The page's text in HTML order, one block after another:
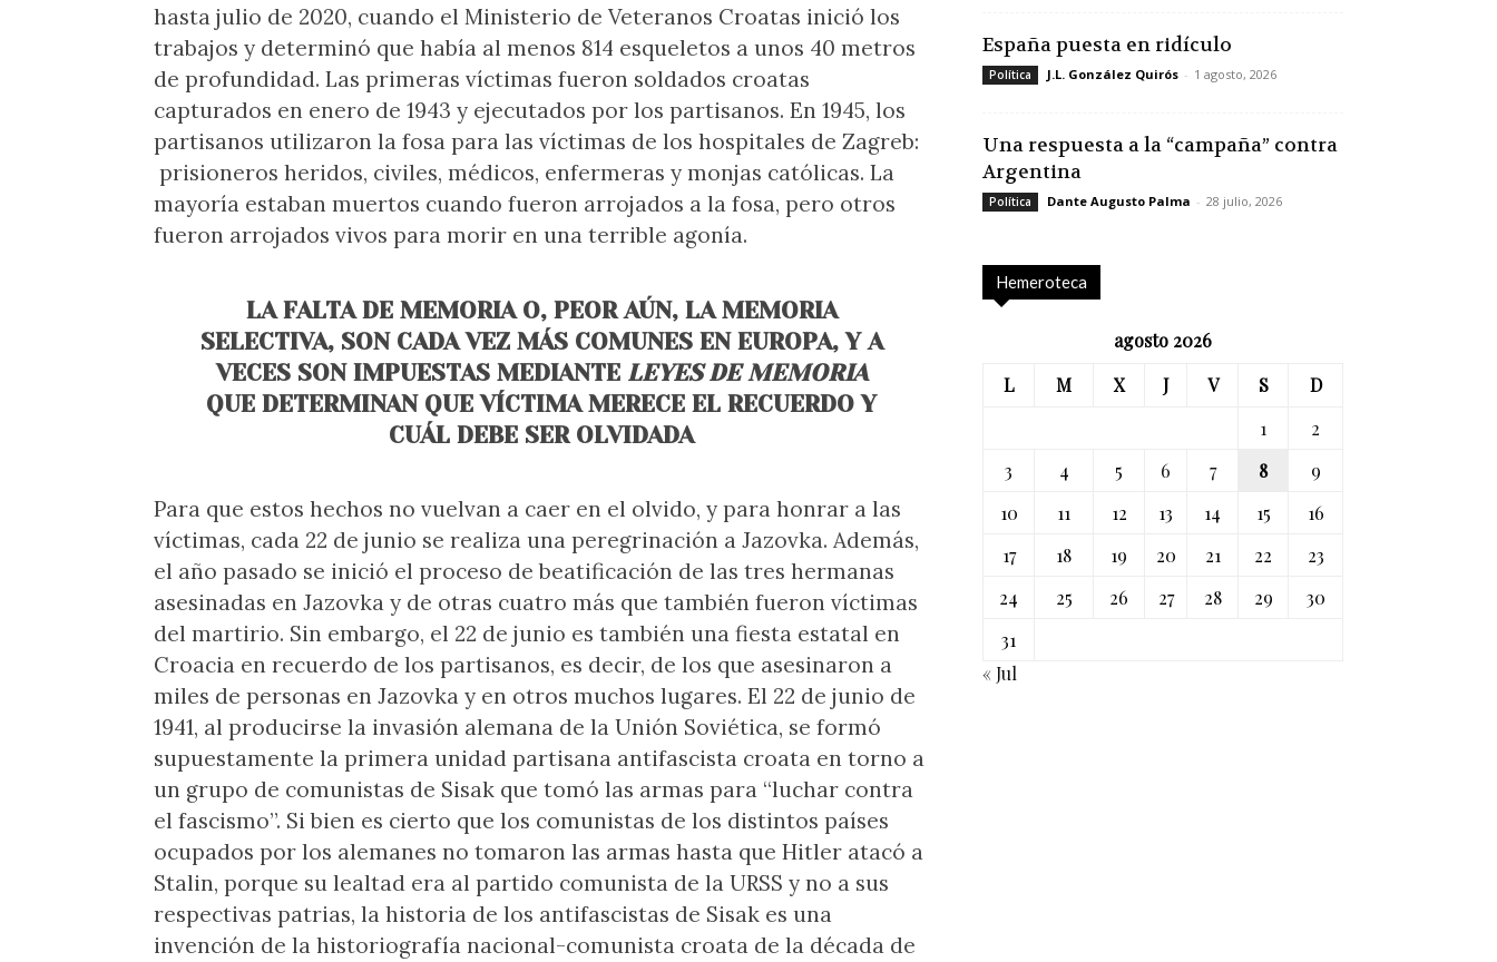
hasta julio de 2020, cuando el Ministerio de Veteranos Croatas inició los
trabajos y determinó que había al menos 814 esqueletos a unos 40 metros
de profundidad. Las primeras víctimas fueron soldados croatas
capturados en enero de 1943 y ejecutados por los partisanos. En 1945, los
partisanos utilizaron la fosa para las víctimas de los hospitales de Zagreb:
prisioneros heridos, civiles, médicos, enfermeras y monjas católicas. La
mayoría estaban muertos cuando fueron arrojados a la fosa, pero otros
fueron arrojados vivos para morir en una terrible agonía.
LA FALTA DE MEMORIA O, PEOR AÚN, LA MEMORIA
SELECTIVA, SON CADA VEZ MÁS COMUNES EN EUROPA, Y A
VECES SON IMPUESTAS MEDIANTE LEYES DE MEMORIA
QUE DETERMINAN QUE VÍCTIMA MERECE EL RECUERDO Y
CUÁL DEBE SER OLVIDADA
Para que estos hechos no vuelvan a caer en el olvido, y para honrar a las
víctimas, cada 22 de junio se realiza una peregrinación a Jazovka. Además,
el año pasado se inició el proceso de beatificación de las tres hermanas
asesinadas en Jazovka y de otras cuatro más que también fueron víctimas
del martirio. Sin embargo, el 22 de junio es también una fiesta estatal en
Croacia en recuerdo de los partisanos, es decir, de los que asesinaron a
miles de personas en Jazovka y en otros muchos lugares. El 22 de junio de
1941, al producirse la invasión alemana de la Unión Soviética, se formó
supuestamente la primera unidad partisana antifascista croata en torno a
un grupo de comunistas de Sisak que tomó las armas para “luchar contra
el fascismo”. Si bien es cierto que los comunistas de los distintos países
ocupados por los alemanes no tomaron las armas hasta que Hitler atacó a
Stalin, porque su lealtad era al partido comunista de la URSS y no a sus
respectivas patrias, la historia de los antifascistas de Sisak es una
invención de la historiografía nacional-comunista croata de la década de
España puesta en ridículo
Política J.L. González Quirós - 1 agosto, 2026
Una respuesta a la “campaña” contra
Argentina
Política Dante Augusto Palma - 28 julio, 2026
Hemeroteca
agosto 2026
L
M X J V S
D
1
2
3
4 5 6 7 8
9
10
11 12 13 14 15
16
17
18 19 20 21 22
23
24
25 26 27 28 29
30
31
« Jul